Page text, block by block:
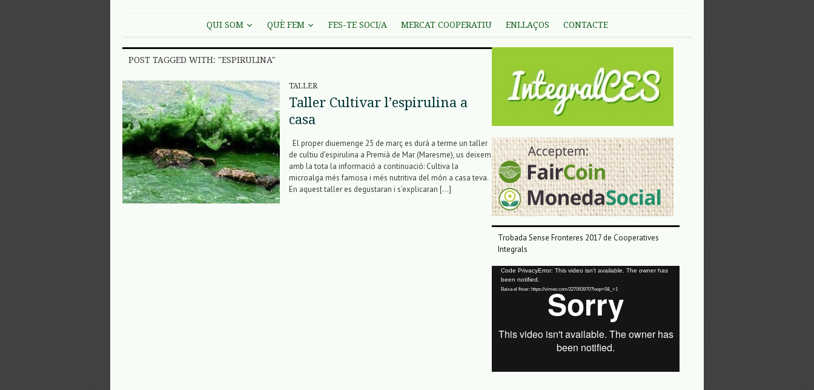
QUI SOM QUÈ FEM FES-TE SOCI/A MERCAT COOPERATIU ENLLAÇOS CONTACTE
POST TAGGED WITH: "ESPIRULINA"
TALLER
Taller Cultivar l’espirulina a
casa
El proper diuemenge 25 de març es durà a terme un taller
de cultiu d’espirulina a Premià de Mar (Maresme), us deixem
amb la tota la informació a continuació: Cultiva la
microalga més famosa i més nutritiva del món a casa teva.
En aquest taller es degustaran i s’explicaran […]
Trobada Sense Fronteres 2017 de Cooperatives
Integrals
Reproductor
vídeo
Code PrivacyError: This video isn't available. The owner has
been notified.
Baixa el fitxer: https://vimeo.com/227063970?loop=0&_=1